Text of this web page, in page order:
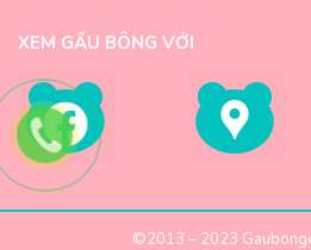
XEM GẤU BÔNG VỚI
©2013 – 2023